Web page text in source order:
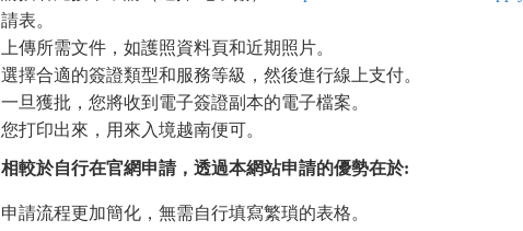
請表。
上傳所需文件，如護照資料頁和近期照片。
選擇合適的簽證類型和服務等級，然後進行線上支付。
一旦獲批，您將收到電子簽證副本的電子檔案。
您打印出來，用來入境越南便可。
相較於自行在官網申請，透過本網站申請的優勢在於:
申請流程更加簡化，無需自行填寫繁瑣的表格。